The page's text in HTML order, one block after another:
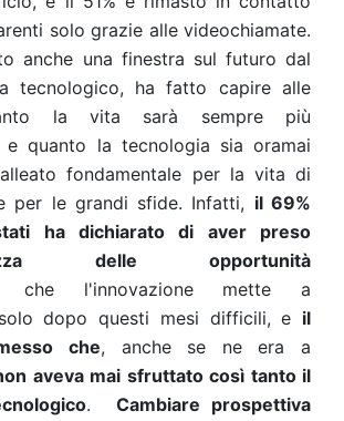
solo grazie alle videochiamate.
anche una finestra sul futuro dal
tecnologico, ha fatto capire alle
la vita sarà sempre più
e quanto la tecnologia sia oramai
fondamentale per la vita di
per le grandi sfide. Infatti, il 69%
ha dichiarato di aver preso
delle opportunità
che l'innovazione mette a
dopo questi mesi difficili, e il
che, anche se ne era a
aveva mai sfruttato così tanto il
.
Cambiare prospettiva